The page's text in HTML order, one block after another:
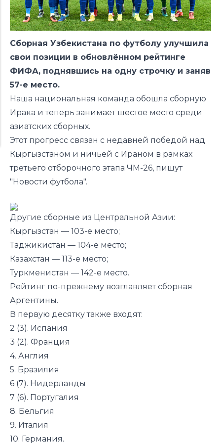
Сборная Узбекистана по футболу улучшила
свои позиции в обновлённом рейтинге
ФИФА, поднявшись на одну строчку и заняв
57-е место.
Наша национальная команда обошла сборную
Ирака и теперь занимает шестое место среди
азиатских сборных.
Этот прогресс связан с недавней победой над
Кыргызстаном и ничьей с Ираном в рамках
третьего отборочного этапа ЧМ-26, пишут
"Новости футбола".
Другие сборные из Центральной Азии:
Кыргызстан — 103-е место;
Таджикистан — 104-е место;
Казахстан — 113-е место;
Туркменистан — 142-е место.
Рейтинг по-прежнему возглавляет сборная
Аргентины.
В первую десятку также входят:
2 (3). Испания
3 (2). Франция
4. Англия
5. Бразилия
6 (7). Нидерланды
7 (6). Португалия
8. Бельгия
9. Италия
10. Германия.